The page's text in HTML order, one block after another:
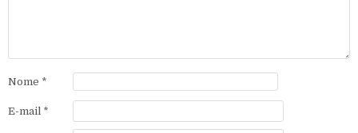
Nome *
E-mail *